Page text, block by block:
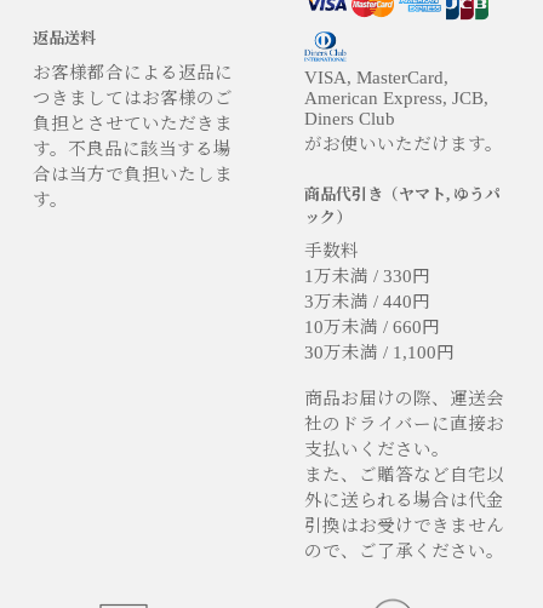
返品送料
お客様都合による返品に
つきましてはお客様のご
負担とさせていただきま
す。不良品に該当する場
合は当方で負担いたしま
す。
VISA, MasterCard,
American Express, JCB,
Diners Club
がお使いいただけます。
商品代引き（ヤマト, ゆうパ
ック）
手数料
1万未満 / 330円
3万未満 / 440円
10万未満 / 660円
30万未満 / 1,100円
商品お届けの際、運送会
社のドライバーに直接お
支払いください。
また、ご贈答など自宅以
外に送られる場合は代金
引換はお受けできません
ので、ご了承ください。